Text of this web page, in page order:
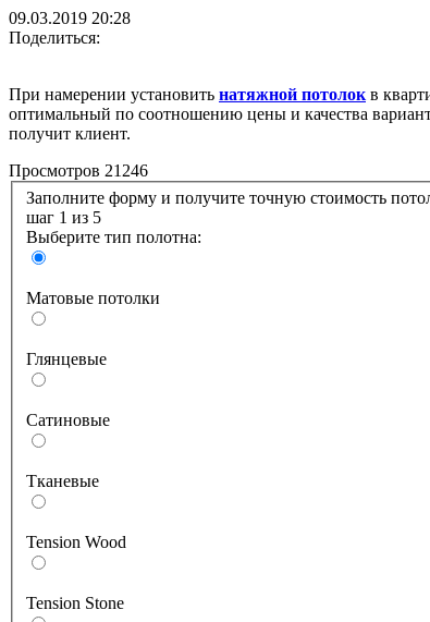
09.03.2019 20:28
Поделиться:
При намерении установить натяжной потолок в
оптимальный по соотношению цены и качества
получит клиент.
Просмотров 21246
Заполните форму и получите
шаг 1 из 5
Выберите тип полотна:
Матовые потолки
Глянцевые
Сатиновые
Тканевые
Tension Wood
Tension Stone